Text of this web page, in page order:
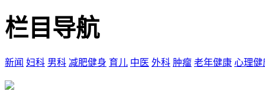
栏目导航
新闻 妇科 男科 减肥健身 育儿 中医 外科 肿瘤 老年健康 心理健